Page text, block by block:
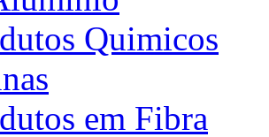
Quimicos
em Fibra